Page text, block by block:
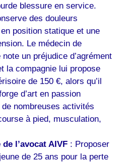
blessure en service.
des douleurs
position statique et une
Le médecin de
note un préjudice d’agrément
la compagnie lui propose
de 150 €, alors qu’il
d’art en passion
nombreuses activités
à pied, musculation,
de l’avocat AIVF: Proposer
de 25 ans pour la perte